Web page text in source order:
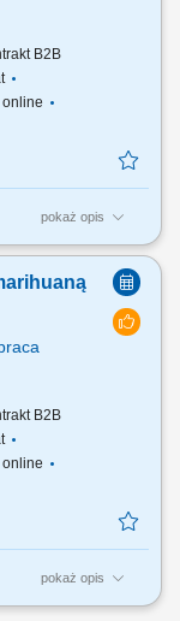
B2B
pokaż opis
się w
którzy są
do naszego
B2B
pokaż opis
się w